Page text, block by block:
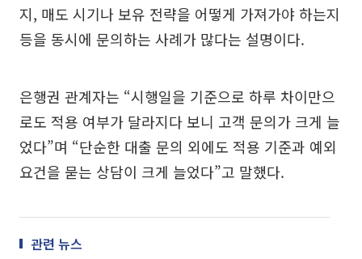
지, 매도 시기나 보유 전략을 어떻게 가져가야 하는지
등을 동시에 문의하는 사례가 많다는 설명이다.
은행권 관계자는 “시행일을 기준으로 하루 차이만으
로도 적용 여부가 달라지다 보니 고객 문의가 크게 늘
었다”며 “단순한 대출 문의 외에도 적용 기준과 예외
요건을 묻는 상담이 크게 늘었다”고 말했다.
관련 뉴스